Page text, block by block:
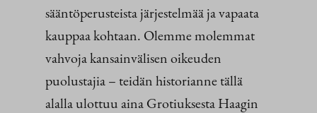
sääntöperusteista järjestelmää ja vapaata
kauppaa kohtaan. Olemme molemmat
vahvoja kansainvälisen oikeuden
puolustajia – teidän historianne tällä
alalla ulottuu aina Grotiuksesta Haagin